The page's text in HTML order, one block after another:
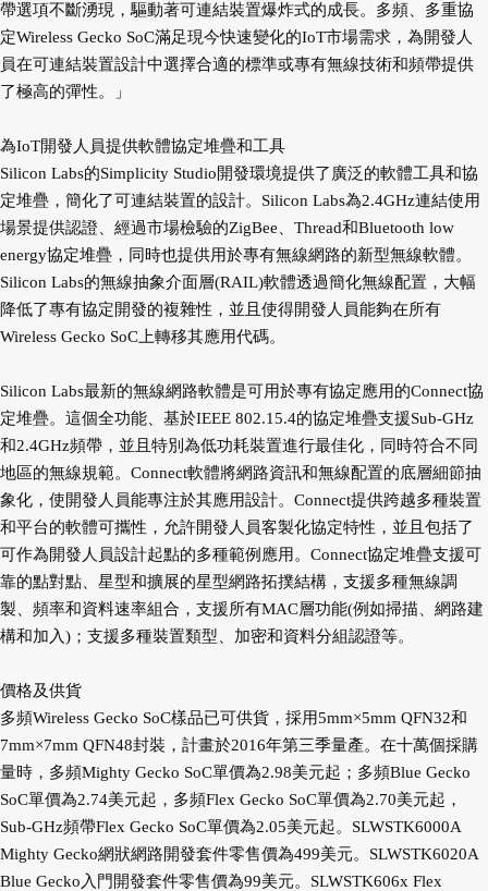
帶選項不斷湧現，驅動著可連結裝置爆炸式的成長。多頻、多重協
定Wireless Gecko SoC滿足現今快速變化的IoT市場需求，為開發人
員在可連結裝置設計中選擇合適的標準或專有無線技術和頻帶提供
了極高的彈性。」
為IoT開發人員提供軟體協定堆疊和工具
Silicon Labs的Simplicity Studio開發環境提供了廣泛的軟體工具和協
定堆疊，簡化了可連結裝置的設計。Silicon Labs為2.4GHz連結使用
場景提供認證、經過市場檢驗的ZigBee、Thread和Bluetooth low
energy協定堆疊，同時也提供用於專有無線網路的新型無線軟體。
Silicon Labs的無線抽象介面層(RAIL)軟體透過簡化無線配置，大幅
降低了專有協定開發的複雜性，並且使得開發人員能夠在所有
Wireless Gecko SoC上轉移其應用代碼。
Silicon Labs最新的無線網路軟體是可用於專有協定應用的Connect協
定堆疊。這個全功能、基於IEEE 802.15.4的協定堆疊支援Sub-GHz
和2.4GHz頻帶，並且特別為低功耗裝置進行最佳化，同時符合不同
地區的無線規範。Connect軟體將網路資訊和無線配置的底層細節抽
象化，使開發人員能專注於其應用設計。Connect提供跨越多種裝置
和平台的軟體可攜性，允許開發人員客製化協定特性，並且包括了
可作為開發人員設計起點的多種範例應用。Connect協定堆疊支援可
靠的點對點、星型和擴展的星型網路拓撲結構，支援多種無線調
製、頻率和資料速率組合，支援所有MAC層功能(例如掃描、網路建
構和加入)；支援多種裝置類型、加密和資料分組認證等。
價格及供貨
多頻Wireless Gecko SoC樣品已可供貨，採用5mm×5mm QFN32和
7mm×7mm QFN48封裝，計畫於2016年第三季量產。在十萬個採購
量時，多頻Mighty Gecko SoC單價為2.98美元起；多頻Blue Gecko
SoC單價為2.74美元起，多頻Flex Gecko SoC單價為2.70美元起，
Sub-GHz頻帶Flex Gecko SoC單價為2.05美元起。SLWSTK6000A
Mighty Gecko網狀網路開發套件零售價為499美元。SLWSTK6020A
Blue Gecko入門開發套件零售價為99美元。SLWSTK606x Flex